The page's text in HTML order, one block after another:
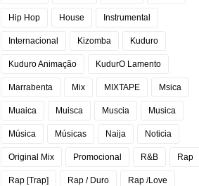
Hip Hop House Instrumental
Internacional Kizomba Kuduro
Kuduro Animação KudurO Lamento
Marrabenta Mix MIXTAPE Msica
Muaica Muisca Muscia Musica
Música Músicas Naija Noticia
Original Mix Promocional R&B Rap
Rap [Trap] Rap / Duro Rap /Love